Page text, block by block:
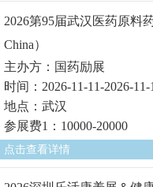
2026第95届武汉医药原料
China）
主办方：国药励展
时间：2026-11-11-2026-11-
地点：武汉
参展费1：10000-20000
点击查看详情